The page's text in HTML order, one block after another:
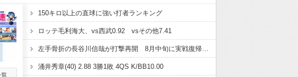
150キロ以上の直球に強い打者ランキング
ロッテ毛利海大、vs西武0.92 vsその他7.41
左手骨折の長谷川信哉が打撃再開 8月中旬に実戦復帰を目指す
涌井秀章(40) 2.88 3勝1敗 4QS K/BB10.00